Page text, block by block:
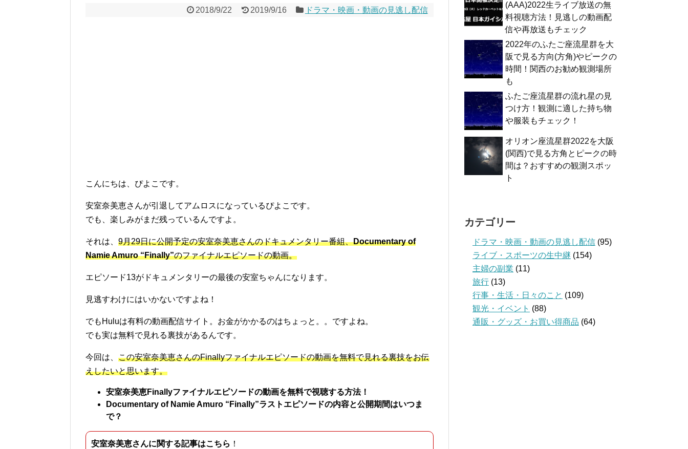
2018/9/22 2019/9/16 ドラマ・映画・動画の見逃し配信
こんにちは、ぴよこです。
安室奈美恵さんが引退してアムロスになっているぴよこです。
でも、楽しみがまだ残っているんですよ。
それは、 9月29日に公開予定の安室奈美恵さんのドキュメンタリー番組、Documentary of
Namie Amuro “Finally”のファイナルエピソードの動画。
エピソード13がドキュメンタリーの最後の安室ちゃんになります。
見逃すわけにはいかないですよね！
でもHuluは有料の動画配信サイト。お金がかかるのはちょっと。。ですよね。
でも実は無料で見れる裏技があるんです。
今回は、 この安室奈美恵さんのFinallyファイナルエピソードの動画を無料で見れる裏技をお伝
えしたいと思います。
安室奈美恵Finallyファイナルエピソードの動画を無料で視聴する方法！
Documentary of Namie Amuro “Finally”ラストエピソードの内容と公開期間はいつま
で？
安室奈美恵さんに関する記事はこちら ！
(AAA)2022生ライブ放送の無
料視聴方法！見逃しの動画配
信や再放送もチェック
2022年のふたご座流星群を大
阪で見る方向(方角)やピークの
時間！関西のお勧め観測場所
も
ふたご座流星群の流れ星の見
つけ方！観測に適した持ち物
や服装もチェック！
オリオン座流星群2022を大阪
(関西)で見る方角とピークの時
間は？おすすめの観測スポッ
ト
カテゴリー
ドラマ・映画・動画の見逃し配信 (95)
ライブ・スポーツの生中継 (154)
主婦の副業 (11)
旅行 (13)
行事・生活・日々のこと (109)
観光・イベント (88)
通販・グッズ・お買い得商品 (64)